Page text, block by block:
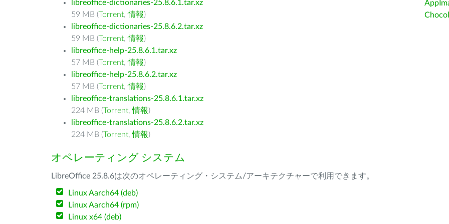
libreoffice-dictionaries-25.8.6.1.tar.xz
59 MB (Torrent,情報)
libreoffice-dictionaries-25.8.6.2.tar.xz
59 MB (Torrent,情報)
libreoffice-help-25.8.6.1.tar.xz
57 MB (Torrent,情報)
libreoffice-help-25.8.6.2.tar.xz
57 MB (Torrent,情報)
libreoffice-translations-25.8.6.1.tar.xz
224 MB (Torrent,情報)
libreoffice-translations-25.8.6.2.tar.xz
224 MB (Torrent,情報)
オペレーティング システム
LibreOffice 25.8.6は次のオペレーティング・システム/アーキテクチャーで利用できます。
Linux Aarch64 (deb)
Linux Aarch64 (rpm)
Linux x64 (deb)